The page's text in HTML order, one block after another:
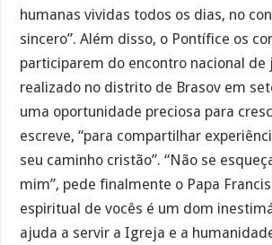
humanas vividas todos os dias, no
sincero”. Além disso, o Pontífice os
participarem do encontro nacional de
realizado no distrito de Brasov em
uma oportunidade preciosa para
escreve, “para compartilhar
seu caminho cristão”. “Não se
mim”, pede finalmente o Papa
espiritual de vocês é um dom
ajuda a servir a Igreja e a